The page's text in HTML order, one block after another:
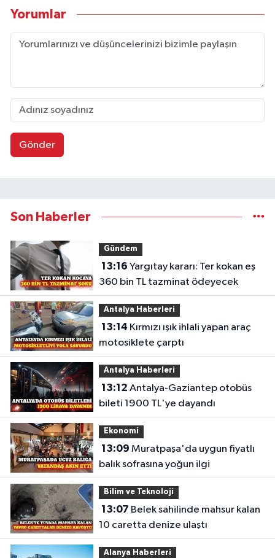
Yorumlar
Gönder
Son Haberler
Gündem
13:16
360 bin TL tazminat ödeyecek
Antalya Haberleri
13:14
motosiklete çarptı
Antalya Haberleri
13:12
bileti 1900 TL'ye dayandı
Ekonomi
13:09
balık sofrasına yoğun ilgi
Bilim ve Teknoloji
13:07
10 caretta denize ulaştı
Alanya Haberleri